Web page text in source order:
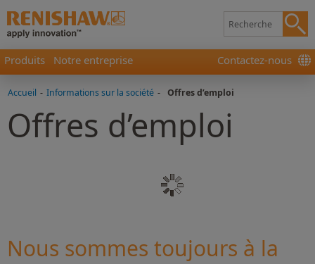
Produits Notre entreprise Contactez-nous
Accueil - Informations sur la société - Offres d’emploi
Offres d’emploi
Nous sommes toujours à la